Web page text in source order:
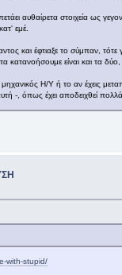
αυθαίρετα στοιχεία ως
εμέ.
και έφτιαξε το σύμπαν,
είναι και τα
Η/Υ ή το αν έχεις
-, όπως έχει αποδειχθεί
with-stupid/